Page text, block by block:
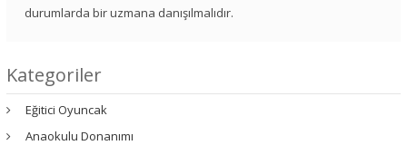
durumlarda bir uzmana danışılmalıdır.
Kategoriler
Eğitici Oyuncak
Anaokulu Donanımı